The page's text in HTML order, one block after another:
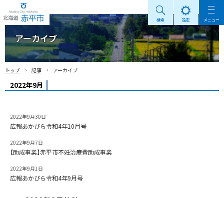
Akabira City Hokkaido 北海道 赤平市
検索 設定 メニュー
アーカイブ
トップ › 記事 › アーカイブ
2022年9月
2022年9月30日
広報あかびら令和4年10月号
2022年9月7日
【助成事業】赤平市不妊治療費助成事業
2022年9月1日
広報あかびら令和4年9月号